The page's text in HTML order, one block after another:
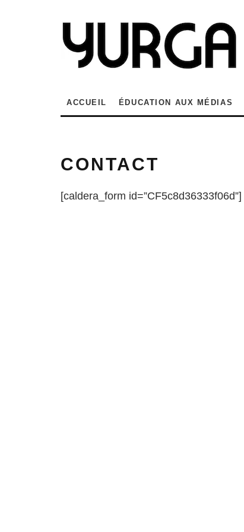
ACCUEIL ÉDUCATION AUX MÉDIAS
CONTACT
[caldera_form id=”CF5c8d36333f06d”]